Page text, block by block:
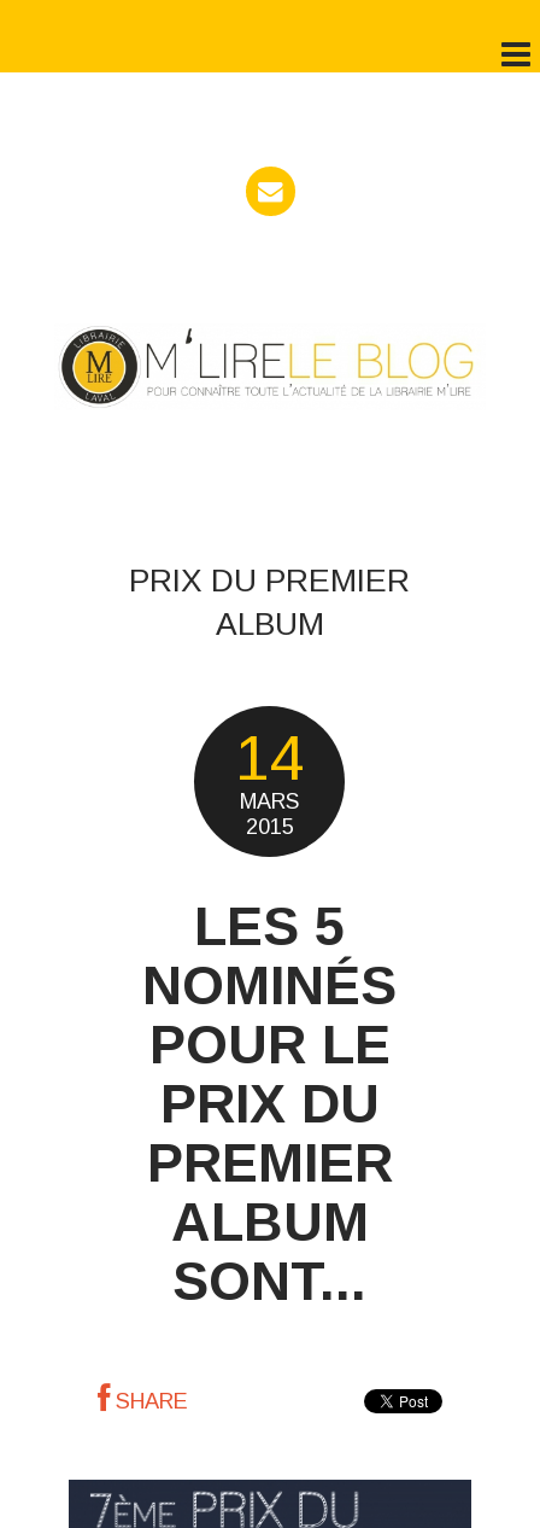
PRIX DU PREMIER
ALBUM
14
MARS
2015
LES 5
NOMINÉS
POUR LE
PRIX DU
PREMIER
ALBUM
SONT...
SHARE